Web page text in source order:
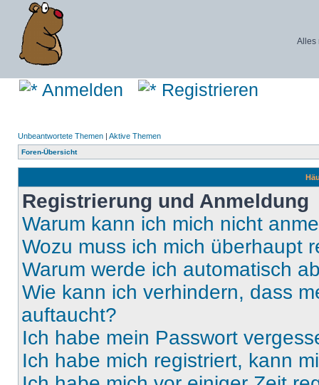
Alles
Anmelden Registrieren
Unbeantwortete Themen | Aktive Themen
Foren-Übersicht
Registrierung und Anmeldung
Warum kann ich mich nicht
Wozu muss ich mich überhaupt
Warum werde ich automatisch
Wie kann ich verhindern, dass
auftaucht?
Ich habe mein Passwort
Ich habe mich registriert, kann